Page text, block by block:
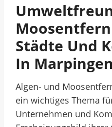
Städte Und
In Marpingen
Algen- und
ein wichtiges Thema
Unternehmen und